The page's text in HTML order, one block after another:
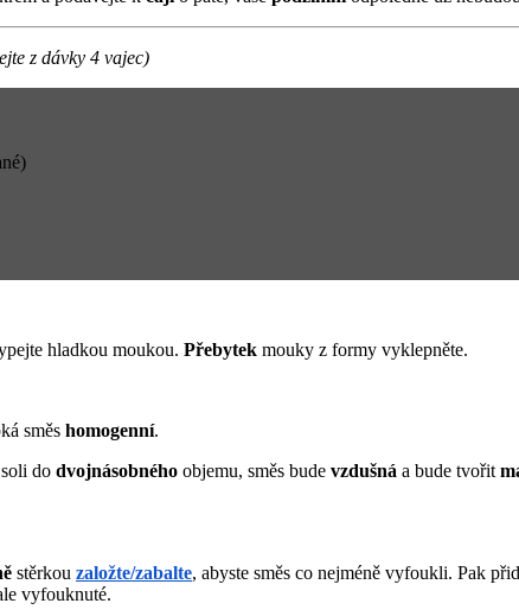
z dávky 4 vajec)
hladkou moukou. Přebytek mouky z formy vyklepněte.
směs homogenní.
do dvojnásobného objemu, směs bude vzdušná a bude tvořit
stěrkou založte/zabalte, abyste směs co nejméně vyfoukli. Pak
vyfouknuté.